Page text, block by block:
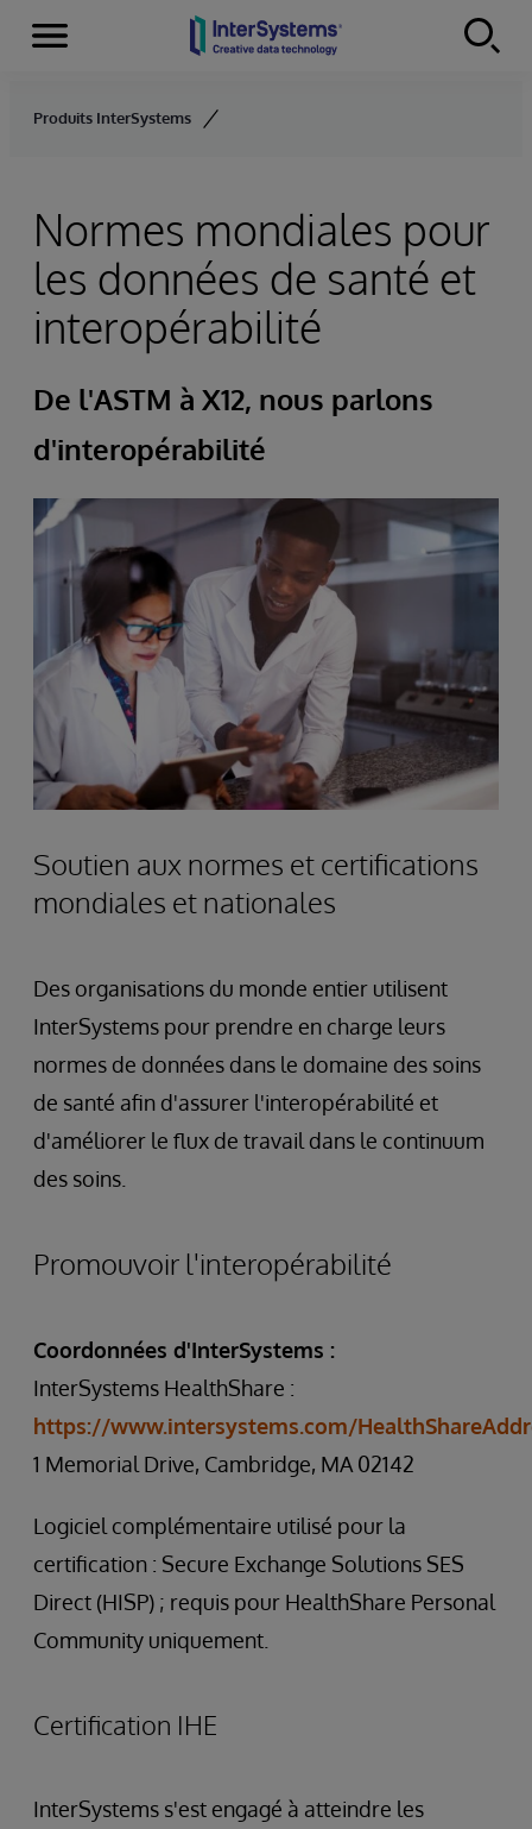
Skip to content
Menu
Produits InterSystems
Normes mondiales pour
les données de santé et
interopérabilité
De l'ASTM à X12, nous parlons
d'interopérabilité
Soutien aux normes et certifications
mondiales et nationales
Des organisations du monde entier utilisent
InterSystems pour prendre en charge leurs
normes de données dans le domaine des soins
de santé afin d'assurer l'interopérabilité et
d'améliorer le flux de travail dans le continuum
des soins.
Promouvoir l'interopérabilité
Coordonnées d'InterSystems :
InterSystems HealthShare :
https://www.intersystems.com/
1 Memorial Drive, Cambridge, MA 02142
Logiciel complémentaire utilisé pour la
certification : Secure Exchange Solutions SES
Direct (HISP) ; requis pour HealthShare Personal
Community uniquement.
Certification IHE
InterSystems s'est engagé à atteindre les